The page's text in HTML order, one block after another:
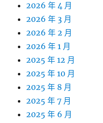
2026 年 4 月
2026 年 3 月
2026 年 2 月
2026 年 1 月
2025 年 12 月
2025 年 10 月
2025 年 8 月
2025 年 7 月
2025 年 6 月